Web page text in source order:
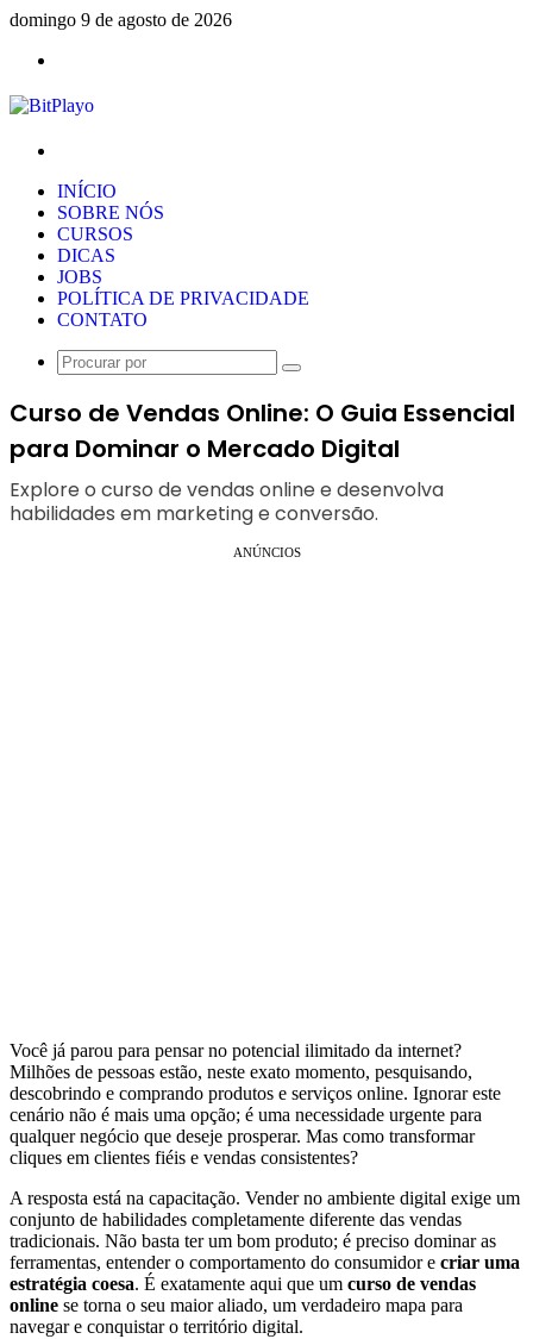
domingo 9 de agosto de 2026
INÍCIO
SOBRE NÓS
CURSOS
DICAS
JOBS
POLÍTICA DE PRIVACIDADE
CONTATO
Procurar
Curso de Vendas Online: O Guia Essencial
para Dominar o Mercado Digital
Explore o curso de vendas online e desenvolva
habilidades em marketing e conversão.
ANÚNCIOS
Você já parou para pensar no potencial ilimitado da internet?
Milhões de pessoas estão, neste exato momento, pesquisando,
descobrindo e comprando produtos e serviços online. Ignorar este
cenário não é mais uma opção; é uma necessidade urgente para
qualquer negócio que deseje prosperar. Mas como transformar
cliques em clientes fiéis e vendas consistentes?
A resposta está na capacitação. Vender no ambiente digital exige um
conjunto de habilidades completamente diferente das vendas
tradicionais. Não basta ter um bom produto; é preciso dominar as
ferramentas, entender o comportamento do consumidor e criar uma
estratégia coesa. É exatamente aqui que um curso de vendas
online se torna o seu maior aliado, um verdadeiro mapa para
navegar e conquistar o território digital.